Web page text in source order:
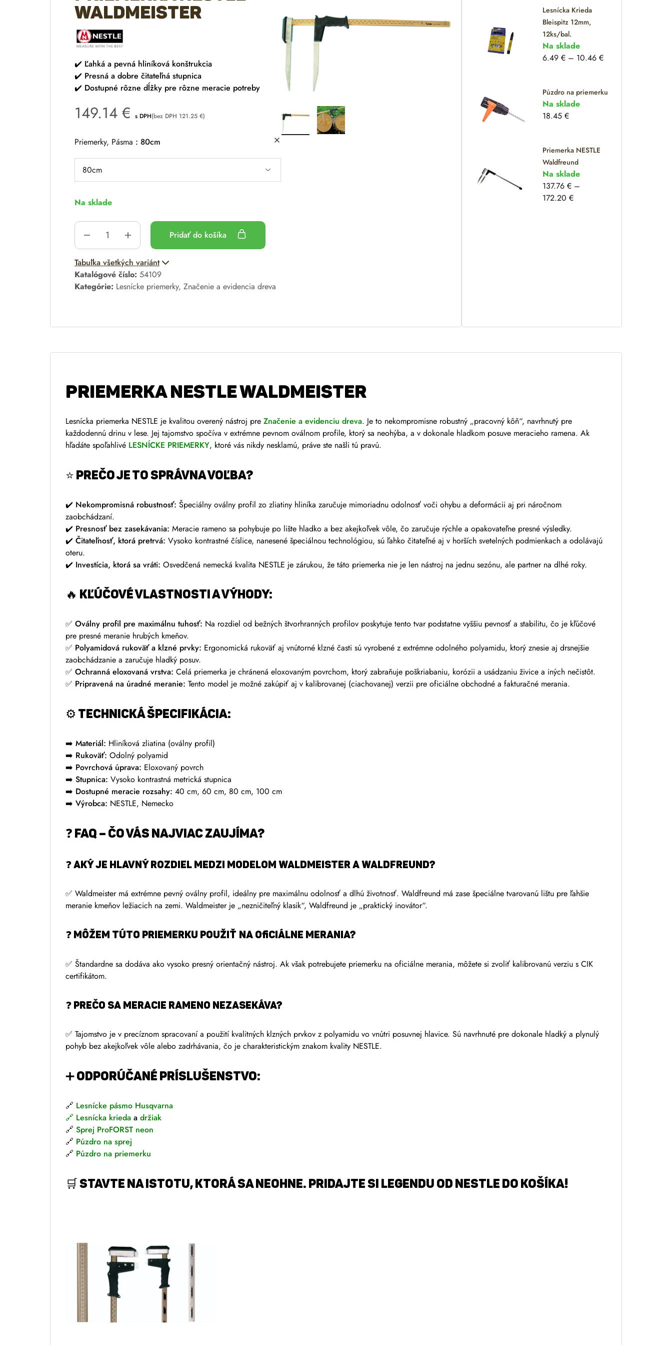
Waldmeister
✔️ Ľahká a pevná hliníková konštrukcia
✔️ Presná a dobre čitateľná stupnica
✔️ Dostupné rôzne dĺžky pre rôzne meracie potreby
149.14 € s DPH(bez DPH 121.25 €)
Priemerky, Pásma 80cm
Na sklade
Pridať do košíka
A
l
t
:
Tabuľka všetkých variánt
Katalógové číslo: 54109
Kategórie: Lesnícke priemerky, Značenie a evidencia dreva
Lesnícka Krieda
Bleispitz 12mm,
12ks/bal.
Na sklade
6.49€ – 10.46€
Púzdro na priemerku
Na sklade
18.45€
Priemerka NESTLE
Waldfreund
Na sklade
137.76€ –
172.20€
PRIEMERKA NESTLE WALDMEISTER
Lesnícka priemerka NESTLE je kvalitou overený nástroj pre Značenie a evidenciu dreva. Je to nekompromisne robustný „pracovný kôň“, navrhnutý pre
každodennú drinu v lese. Jej tajomstvo spočíva v extrémne pevnom oválnom profile, ktorý sa neohýba, a v dokonale hladkom posuve meracieho ramena. Ak
hľadáte spoľahlivé LESNÍCKE PRIEMERKY, ktoré vás nikdy nesklamú, práve ste našli tú pravú.
⭐ PREČO JE TO SPRÁVNA VOĽBA?
✔️ Nekompromisná robustnosť: Špeciálny oválny profil zo zliatiny hliníka zaručuje mimoriadnu odolnosť voči ohybu a deformácii aj pri náročnom
zaobchádzaní.
✔️ Presnosť bez zasekávania: Meracie rameno sa pohybuje po lište hladko a bez akejkoľvek vôle, čo zaručuje rýchle a opakovateľne presné výsledky.
✔️ Čitateľnosť, ktorá pretrvá: Vysoko kontrastné číslice, nanesené špeciálnou technológiou, sú ľahko čitateľné aj v horších svetelných podmienkach a odolávajú
oteru.
✔️ Investícia, ktorá sa vráti: Osvedčená nemecká kvalita NESTLE je zárukou, že táto priemerka nie je len nástroj na jednu sezónu, ale partner na dlhé roky.
🔥 KĽÚČOVÉ VLASTNOSTI A VÝHODY:
✅ Oválny profil pre maximálnu tuhosť: Na rozdiel od bežných štvorhranných profilov poskytuje tento tvar podstatne vyššiu pevnosť a stabilitu, čo je kľúčové
pre presné meranie hrubých kmeňov.
✅ Polyamidová rukoväť a klzné prvky: Ergonomická rukoväť aj vnútorné klzné časti sú vyrobené z extrémne odolného polyamidu, ktorý znesie aj drsnejšie
zaobchádzanie a zaručuje hladký posuv.
✅ Ochranná eloxovaná vrstva: Celá priemerka je chránená eloxovaným povrchom, ktorý zabraňuje poškriabaniu, korózii a usádzaniu živice a iných nečistôt.
✅ Pripravená na úradné meranie: Tento model je možné zakúpiť aj v kalibrovanej (ciachovanej) verzii pre oficiálne obchodné a fakturačné merania.
⚙️ TECHNICKÁ ŠPECIFIKÁCIA:
➡️ Materiál: Hliníková zliatina (oválny profil)
➡️ Rukoväť: Odolný polyamid
➡️ Povrchová úprava: Eloxovaný povrch
➡️ Stupnica: Vysoko kontrastná metrická stupnica
➡️ Dostupné meracie rozsahy: 40 cm, 60 cm, 80 cm, 100 cm
➡️ Výrobca: NESTLE, Nemecko
❓ FAQ – ČO VÁS NAJVIAC ZAUJÍMA?
❓ Aký je hlavný rozdiel medzi modelom Waldmeister a Waldfreund?
✅ Waldmeister má extrémne pevný oválny profil, ideálny pre maximálnu odolnosť a dlhú životnosť. Waldfreund má zase špeciálne tvarovanú lištu pre ľahšie
meranie kmeňov ležiacich na zemi. Waldmeister je „nezničiteľný klasik“, Waldfreund je „praktický inovátor“.
❓ Môžem túto priemerku použiť na oficiálne merania?
✅ Štandardne sa dodáva ako vysoko presný orientačný nástroj. Ak však potrebujete priemerku na oficiálne merania, môžete si zvoliť kalibrovanú verziu s CIK
certifikátom.
❓ Prečo sa meracie rameno nezasekáva?
✅ Tajomstvo je v precíznom spracovaní a použití kvalitných klzných prvkov z polyamidu vo vnútri posuvnej hlavice. Sú navrhnuté pre dokonale hladký a plynulý
pohyb bez akejkoľvek vôle alebo zadrhávania, čo je charakteristickým znakom kvality NESTLE.
➕ODPORÚČANÉ PRÍSLUŠENSTVO:
🔗 Lesnícke pásmo Husqvarna
🔗 Lesnícka krieda a držiak
🔗 Sprej ProFORST neon
🔗 Púzdro na sprej
🔗 Púzdro na priemerku
🛒Stavte na istotu, ktorá sa neohne. Pridajte si legendu od NESTLE do košíka!